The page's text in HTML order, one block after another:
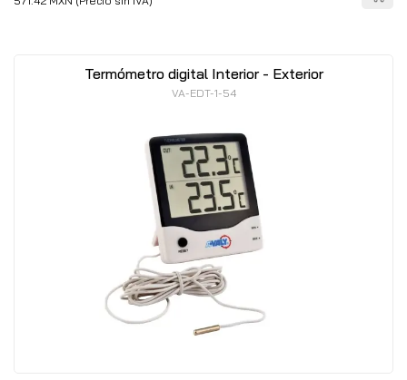
Termómetro digital Interior - Exterior
VA-EDT-1-54